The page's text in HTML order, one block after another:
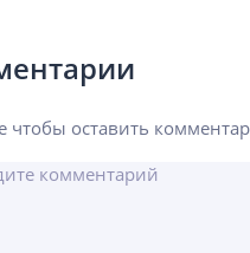
чтобы оставить